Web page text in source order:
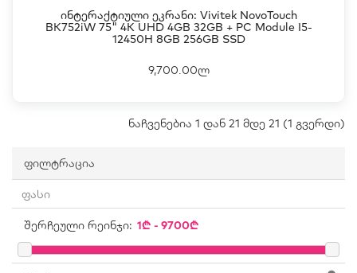
Ინტერაქტიული Ეკრანი: Vivitek NovoTouch
BK752iW 75" 4K UHD 4GB 32GB + PC Module I5-
12450H 8GB 256GB SSD
9,700.00ლ
ნაჩვენებია 1 დან 21 მდე 21 (1 გვერდი)
ფილტრაცია
ფასი
შერჩეული რეინჯი: